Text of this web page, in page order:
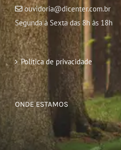
ouvidoria@dicenter.com.br
Segunda à Sexta das 8h às 18h
Política de privacidade
ONDE ESTAMOS